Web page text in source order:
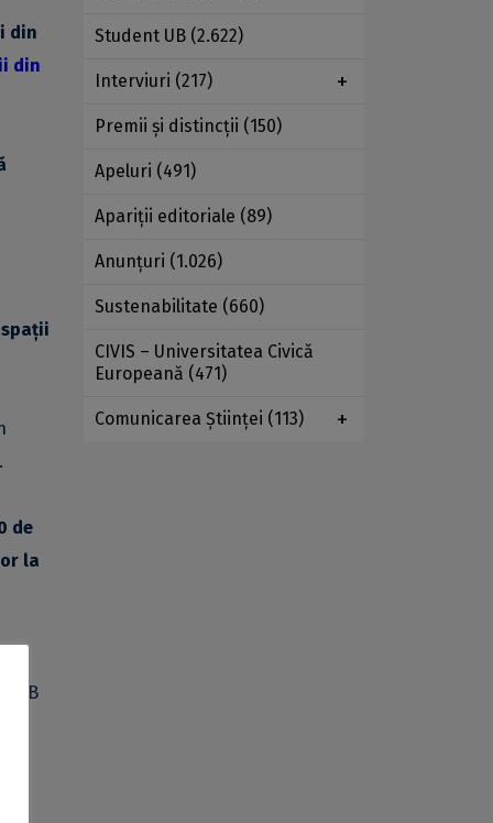
din
din
de
la
UB
Student UB (2.622)
Interviuri (217)
Premii şi distincţii (150)
Apeluri (491)
Apariţii editoriale (89)
Anunţuri (1.026)
Sustenabilitate (660)
CIVIS – Universitatea Civică
Europeană (471)
Comunicarea Ştiinţei (113)